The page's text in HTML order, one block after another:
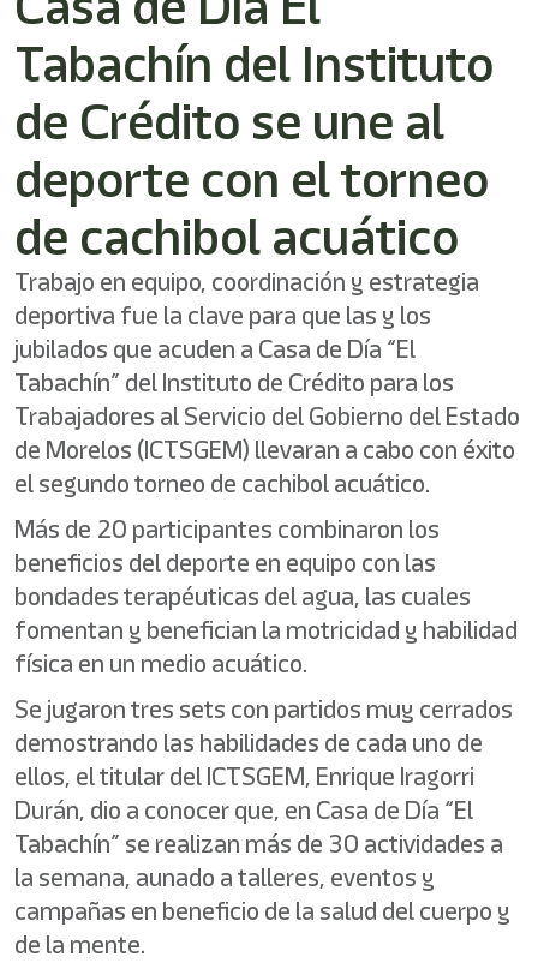
Este
acceso
directo
lector
de
pantalla
ayudarle
navegar
interactuar
con
contenido.
Tabachín del Instituto
de Crédito se une al
deporte con el torneo
de cachibol acuático
Trabajo en equipo, coordinación y estrategia
deportiva fue la clave para que las y los
jubilados que acuden a Casa de Día “El
Tabachín” del Instituto de Crédito para los
Trabajadores al Servicio del Gobierno del Estado
de Morelos (ICTSGEM) llevaran a cabo con éxito
el segundo torneo de cachibol acuático.
Más de 20 participantes combinaron los
beneficios del deporte en equipo con las
bondades terapéuticas del agua, las cuales
fomentan y benefician la motricidad y habilidad
física en un medio acuático.
Se jugaron tres sets con partidos muy cerrados
demostrando las habilidades de cada uno de
ellos, el titular del ICTSGEM, Enrique Iragorri
Durán, dio a conocer que, en Casa de Día “El
Tabachín” se realizan más de 30 actividades a
la semana, aunado a talleres, eventos y
campañas en beneficio de la salud del cuerpo y
de la mente.